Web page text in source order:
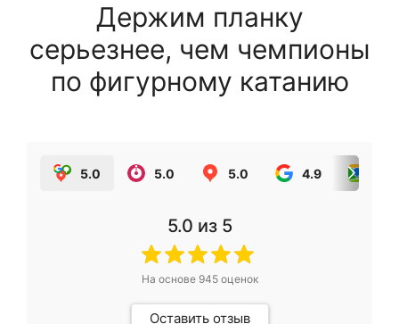
Держим планку
серьезнее, чем чемпионы
по фигурному катанию
5.0 5.0 5.0 4.9
5.0 из 5
На основе 945оценок
Оставить отзыв